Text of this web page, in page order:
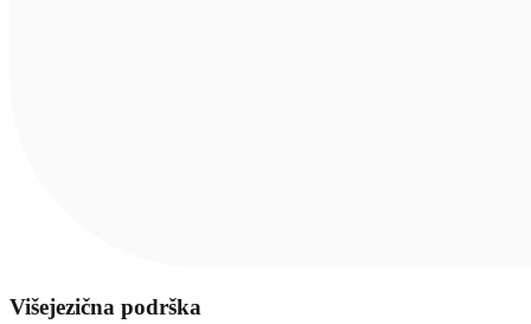
Višejezična podrška